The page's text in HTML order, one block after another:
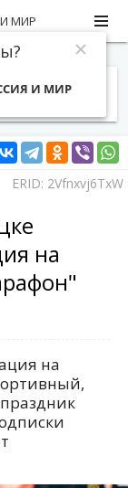
МИР
И МИР
ERID: 2Vfnxvj6TxW
на
на